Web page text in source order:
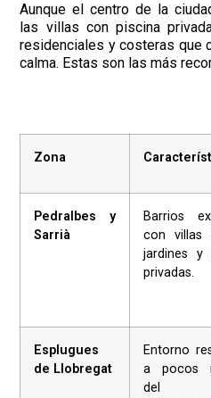
Aunque el centro de la
las villas con piscina
residenciales y costeras que
calma. Estas son las más
Zona
Pedralbes y
Sarrià
Barrios
con villas
jardines y
privadas.
Esplugues
de Llobregat
Entorno
a pocos
del